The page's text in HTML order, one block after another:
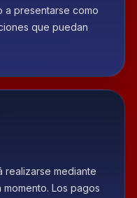
a presentarse como
que puedan
mediante
Los pagos